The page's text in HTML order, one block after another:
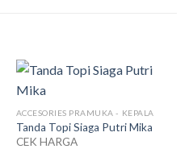
ACCESORIES PRAMUKA - KEPALA
Tanda Topi Siaga Putri Mika
CEK HARGA